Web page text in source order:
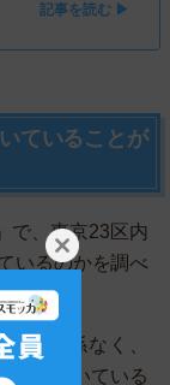
記事を読む ▶
ていることが
で、東京23区内
いるのかを調べ
に関係なく、
りについている